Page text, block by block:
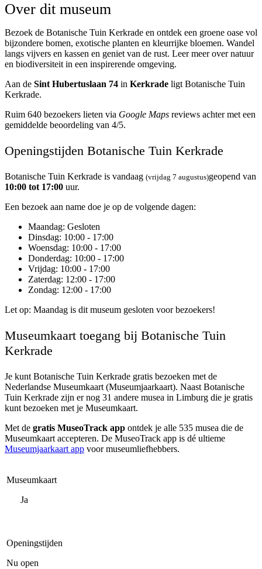
Over dit museum
Bezoek de Botanische Tuin Kerkrade en ontdek een groene oase vol
bijzondere bomen, exotische planten en kleurrijke bloemen. Wandel
langs vijvers en kassen en geniet van de rust. Leer meer over natuur
en biodiversiteit in een inspirerende omgeving.
Aan de Sint Hubertuslaan 74 in Kerkrade ligt Botanische Tuin
Kerkrade.
Ruim 640 bezoekers lieten via Google Maps reviews achter met een
gemiddelde beoordeling van 4/5.
Openingstijden Botanische Tuin Kerkrade
Botanische Tuin Kerkrade is vandaag (vrijdag 7 augustus)geopend van
10:00 tot 17:00 uur.
Een bezoek aan name doe je op de volgende dagen:
Maandag: Gesloten
Dinsdag: 10:00 - 17:00
Woensdag: 10:00 - 17:00
Donderdag: 10:00 - 17:00
Vrijdag: 10:00 - 17:00
Zaterdag: 12:00 - 17:00
Zondag: 12:00 - 17:00
Let op: Maandag is dit museum gesloten voor bezoekers!
Museumkaart toegang bij Botanische Tuin
Kerkrade
Je kunt Botanische Tuin Kerkrade gratis bezoeken met de
Nederlandse Museumkaart (Museumjaarkaart). Naast Botanische
Tuin Kerkrade zijn er nog 31 andere musea in Limburg die je gratis
kunt bezoeken met je Museumkaart.
Met de gratis MuseoTrack app ontdek je alle 535 musea die de
Museumkaart accepteren. De MuseoTrack app is dé ultieme
Museumjaarkaart app voor museumliefhebbers.
Museumkaart
Ja
Openingstijden
Nu open